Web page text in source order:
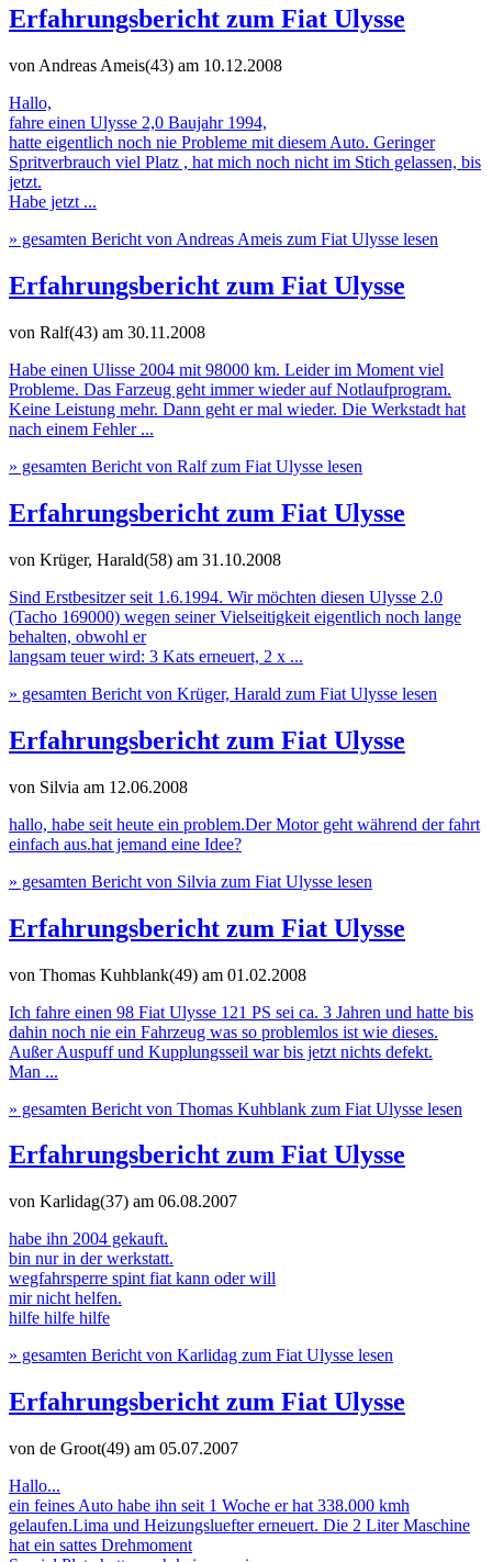
Erfahrungsbericht zum Fiat Ulysse
von Andreas Ameis(43) am 10.12.2008
Hallo,
fahre einen Ulysse 2,0 Baujahr 1994,
hatte eigentlich noch nie Probleme mit diesem Auto. Geringer
Spritverbrauch viel Platz , hat mich noch nicht im Stich gelassen, bis
jetzt.
Habe jetzt ...
» gesamten Bericht von Andreas Ameis zum Fiat Ulysse lesen
Erfahrungsbericht zum Fiat Ulysse
von Ralf(43) am 30.11.2008
Habe einen Ulisse 2004 mit 98000 km. Leider im Moment viel
Probleme. Das Farzeug geht immer wieder auf Notlaufprogram.
Keine Leistung mehr. Dann geht er mal wieder. Die Werkstadt hat
nach einem Fehler ...
» gesamten Bericht von Ralf zum Fiat Ulysse lesen
Erfahrungsbericht zum Fiat Ulysse
von Krüger, Harald(58) am 31.10.2008
Sind Erstbesitzer seit 1.6.1994. Wir möchten diesen Ulysse 2.0
(Tacho 169000) wegen seiner Vielseitigkeit eigentlich noch lange
behalten, obwohl er
langsam teuer wird: 3 Kats erneuert, 2 x ...
» gesamten Bericht von Krüger, Harald zum Fiat Ulysse lesen
Erfahrungsbericht zum Fiat Ulysse
von Silvia am 12.06.2008
hallo, habe seit heute ein problem.Der Motor geht während der fahrt
einfach aus.hat jemand eine Idee?
» gesamten Bericht von Silvia zum Fiat Ulysse lesen
Erfahrungsbericht zum Fiat Ulysse
von Thomas Kuhblank(49) am 01.02.2008
Ich fahre einen 98 Fiat Ulysse 121 PS sei ca. 3 Jahren und hatte bis
dahin noch nie ein Fahrzeug was so problemlos ist wie dieses.
Außer Auspuff und Kupplungsseil war bis jetzt nichts defekt.
Man ...
» gesamten Bericht von Thomas Kuhblank zum Fiat Ulysse lesen
Erfahrungsbericht zum Fiat Ulysse
von Karlidag(37) am 06.08.2007
habe ihn 2004 gekauft.
bin nur in der werkstatt.
wegfahrsperre spint fiat kann oder will
mir nicht helfen.
hilfe hilfe hilfe
» gesamten Bericht von Karlidag zum Fiat Ulysse lesen
Erfahrungsbericht zum Fiat Ulysse
von de Groot(49) am 05.07.2007
Hallo...
ein feines Auto habe ihn seit 1 Woche er hat 338.000 kmh
gelaufen.Lima und Heizungsluefter erneuert. Die 2 Liter Maschine
hat ein sattes Drehmoment